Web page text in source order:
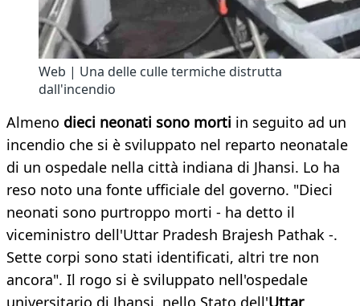
Web | Una delle culle termiche distrutta
dall'incendio
Almeno dieci neonati sono morti in seguito ad un
incendio che si è sviluppato nel reparto neonatale
di un ospedale nella città indiana di Jhansi. Lo ha
reso noto una fonte ufficiale del governo. "Dieci
neonati sono purtroppo morti - ha detto il
viceministro dell'Uttar Pradesh Brajesh Pathak -.
Sette corpi sono stati identificati, altri tre non
ancora". Il rogo si è sviluppato nell'ospedale
universitario di Jhansi, nello Stato dell'Uttar